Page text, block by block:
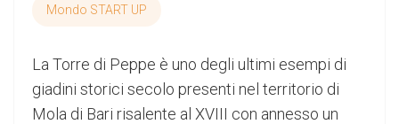
Mondo START UP
La Torre di Peppe è uno degli ultimi esempi di
giadini storici secolo presenti nel territorio di
Mola di Bari risalente al XVIII con annesso un